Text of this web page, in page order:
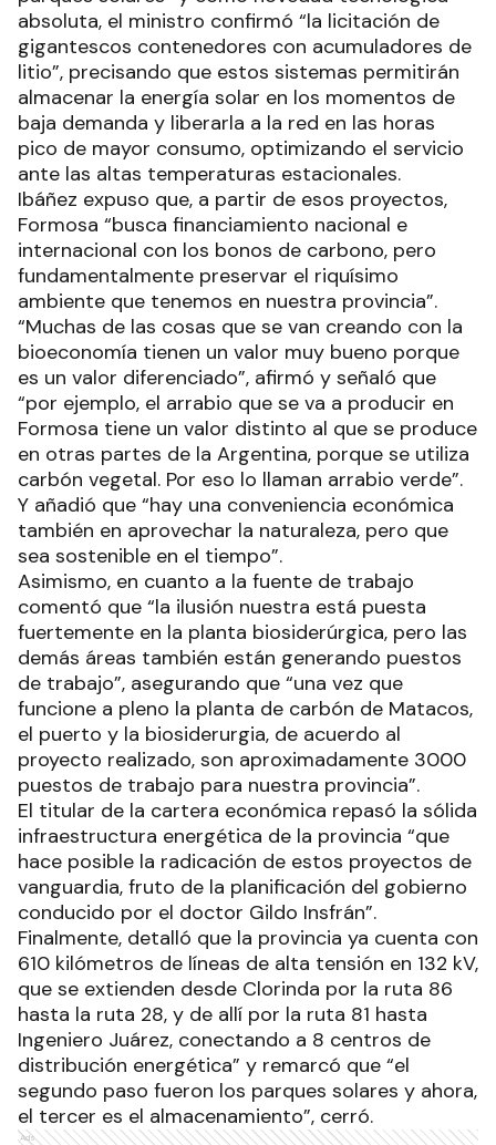
absoluta, el ministro confirmó “la licitación de
gigantescos contenedores con acumuladores de
litio”, precisando que estos sistemas permitirán
almacenar la energía solar en los momentos de
baja demanda y liberarla a la red en las horas
pico de mayor consumo, optimizando el servicio
ante las altas temperaturas estacionales.
Ibáñez expuso que, a partir de esos proyectos,
Formosa “busca financiamiento nacional e
internacional con los bonos de carbono, pero
fundamentalmente preservar el riquísimo
ambiente que tenemos en nuestra provincia”.
“Muchas de las cosas que se van creando con la
bioeconomía tienen un valor muy bueno porque
es un valor diferenciado”, afirmó y señaló que
“por ejemplo, el arrabio que se va a producir en
Formosa tiene un valor distinto al que se produce
en otras partes de la Argentina, porque se utiliza
carbón vegetal. Por eso lo llaman arrabio verde”.
Y añadió que “hay una conveniencia económica
también en aprovechar la naturaleza, pero que
sea sostenible en el tiempo”.
Asimismo, en cuanto a la fuente de trabajo
comentó que “la ilusión nuestra está puesta
fuertemente en la planta biosiderúrgica, pero las
demás áreas también están generando puestos
de trabajo”, asegurando que “una vez que
funcione a pleno la planta de carbón de Matacos,
el puerto y la biosiderurgia, de acuerdo al
proyecto realizado, son aproximadamente 3000
puestos de trabajo para nuestra provincia”.
El titular de la cartera económica repasó la sólida
infraestructura energética de la provincia “que
hace posible la radicación de estos proyectos de
vanguardia, fruto de la planificación del gobierno
conducido por el doctor Gildo Insfrán”.
Finalmente, detalló que la provincia ya cuenta con
610 kilómetros de líneas de alta tensión en 132 kV,
que se extienden desde Clorinda por la ruta 86
hasta la ruta 28, y de allí por la ruta 81 hasta
Ingeniero Juárez, conectando a 8 centros de
distribución energética” y remarcó que “el
segundo paso fueron los parques solares y ahora,
el tercer es el almacenamiento”, cerró.
Ads